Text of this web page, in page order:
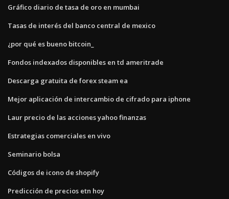
Gráfico diario de tasa de oro en mumbai
Tasas de interés del banco central de mexico
¿por qué es bueno bitcoin_
Fondos indexados disponibles en td ameritrade
Descarga gratuita de forex steam ea
Mejor aplicación de intercambio de cifrado para iphone
Laur precio de las acciones yahoo finanzas
Estrategias comerciales en vivo
Seminario bolsa
Códigos de icono de shopify
Predicción de precios etn hoy